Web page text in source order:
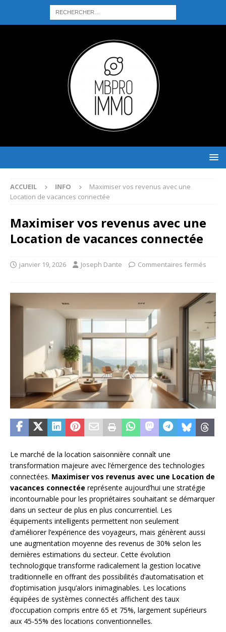
ACCUEIL INFO
Maximiser vos revenus avec une
Location de vacances connectée
Maximiser vos revenus avec une
Location de vacances connectée
janvier 19, 2026 Joseph Dante Commentaires fermés
Le marché de la location saisonnière connaît une
transformation majeure avec l’émergence des technologies
connectées. Maximiser vos revenus avec une Location de
vacances connectée représente aujourd’hui une stratégie
incontournable pour les propriétaires souhaitant se démarquer
dans un secteur de plus en plus concurrentiel. Les
équipements intelligents permettent non seulement
d’améliorer l’expérience des voyageurs, mais génèrent aussi
une augmentation moyenne des revenus de 30% selon les
dernières estimations du secteur. Cette évolution
technologique transforme radicalement la gestion locative
traditionnelle en offrant des possibilités d’automatisation et
d’optimisation jusqu’alors inimaginables. Les locations
équipées de systèmes connectés affichent des taux
d’occupation compris entre 65 et 75%, largement supérieurs
aux 45-55% des locations conventionnelles.